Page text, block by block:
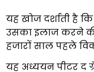
यह खोज दर्शाती है
उसका इलाज करने
हजारों साल पहले
यह अध्ययन पीटर द